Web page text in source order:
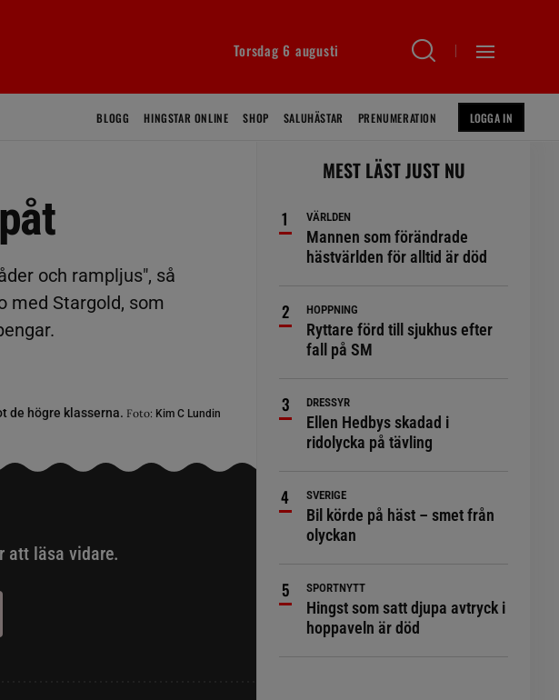
Torsdag 6 augusti
BLOGG HINGSTAR ONLINE SHOP SALUHÄSTAR PRENUMERATION LOGGA IN
och rampljus", så
med Stargold, som
de högre klasserna. Foto: Kim C Lundin
att läsa vidare.
MEST LÄST JUST NU
VÄRLDEN
Mannen som förändrade
hästvärlden för alltid är död
HOPPNING
Ryttare förd till sjukhus efter
fall på SM
DRESSYR
Ellen Hedbys skadad i
ridolycka på tävling
SVERIGE
Bil körde på häst – smet från
olyckan
SPORTNYTT
Hingst som satt djupa avtryck i
hoppaveln är död